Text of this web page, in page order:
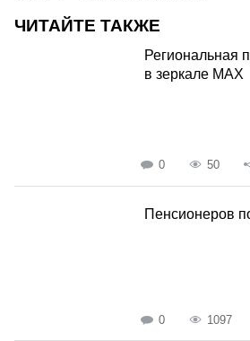
ЧИТАЙТЕ ТАКЖЕ
Региональная
в зеркале MAX
0 50
Пенсионеров
0 1097